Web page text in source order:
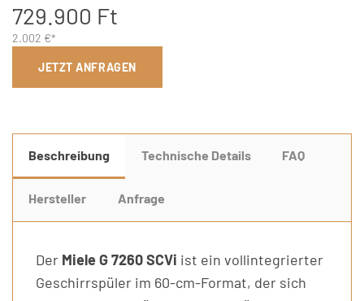
729.900 Ft
2.002 €*
JETZT ANFRAGEN
Beschreibung Technische Details FAQ
Hersteller Anfrage
Der Miele G 7260 SCVi ist ein vollintegrierter
Geschirrspüler im 60-cm-Format, der sich